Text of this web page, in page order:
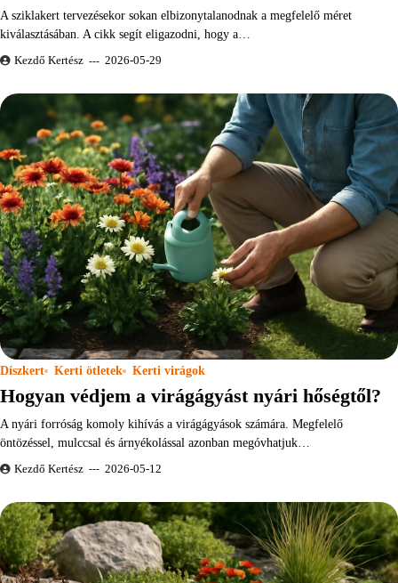
A sziklakert tervezésekor sokan elbizonytalanodnak a megfelelő méret
kiválasztásában. A cikk segít eligazodni, hogy a…
Kezdő Kertész 2026-05-29
Díszkert Kerti ötletek Kerti virágok
Hogyan védjem a virágágyást nyári hőségtől?
A nyári forróság komoly kihívás a virágágyások számára. Megfelelő
öntözéssel, mulccsal és árnyékolással azonban megóvhatjuk…
Kezdő Kertész 2026-05-12